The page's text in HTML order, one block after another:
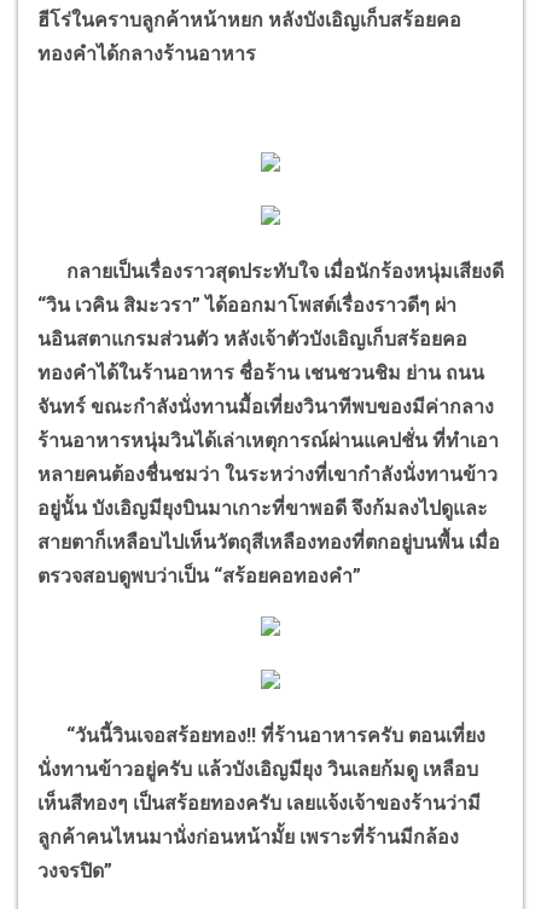
ฮีโร่ในคราบลูกค้าหน้าหยก หลังบังเอิญเก็บสร้อยคอ
ทองคำได้กลางร้านอาหาร
กลายเป็นเรื่องราวสุดประทับใจ เมื่อนักร้องหนุ่มเสียงดี
“วิน เวคิน สิมะวรา”ได้ออกมาโพสต์เรื่องราวดีๆ ผ่า
นอินสตาแกรมส่วนตัว หลังเจ้าตัวบังเอิญเก็บสร้อยคอ
ทองคำได้ในร้านอาหาร ชื่อร้าน เชนชวนชิม ย่าน ถนน
จันทร์ ขณะกำลังนั่งทานมื้อเที่ยงวินาทีพบของมีค่ากลาง
ร้านอาหารหนุ่มวินได้เล่าเหตุการณ์ผ่านแคปชั่น ที่ทำเอา
หลายคนต้องชื่นชมว่า ในระหว่างที่เขากำลังนั่งทานข้าว
อยู่นั้น บังเอิญมียุงบินมาเกาะที่ขาพอดี จึงก้มลงไปดูและ
สายตาก็เหลือบไปเห็นวัตถุสีเหลืองทองที่ตกอยู่บนพื้น เมื่อ
ตรวจสอบดูพบว่าเป็น “สร้อยคอทองคำ”
“วันนี้วินเจอสร้อยทอง!! ที่ร้านอาหารครับ ตอนเที่ยง
นั่งทานข้าวอยู่ครับ แล้วบังเอิญมียุง วินเลยก้มดู เหลือบ
เห็นสีทองๆ เป็นสร้อยทองครับ เลยแจ้งเจ้าของร้านว่ามี
ลูกค้าคนไหนมานั่งก่อนหน้ามั้ย เพราะที่ร้านมีกล้อง
วงจรปิด”